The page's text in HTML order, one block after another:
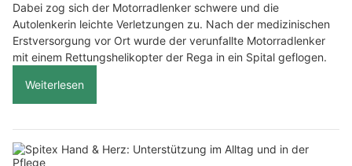
Dabei zog sich der Motorradlenker schwere und die
Autolenkerin leichte Verletzungen zu. Nach der medizinischen
Erstversorgung vor Ort wurde der verunfallte Motorradlenker
mit einem Rettungshelikopter der Rega in ein Spital geflogen.
Weiterlesen